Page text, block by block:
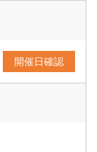
開催日確認